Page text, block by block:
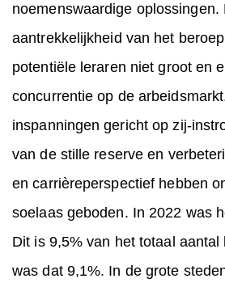
noemenswaardige oplossingen.
aantrekkelijkheid van het
potentiële leraren niet groot en
concurrentie op de
inspanningen gericht op zij-
van de stille reserve en
en carrièreperspectief hebben
soelaas geboden. In 2022 was
Dit is 9,5% van het totaal aantal
was dat 9,1%. In de grote